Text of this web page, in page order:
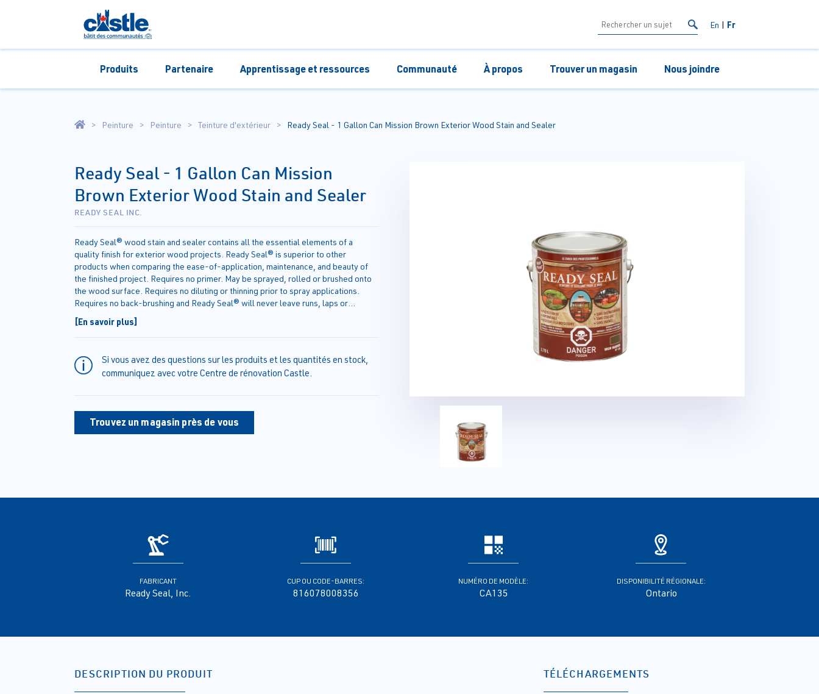
En Fr
Produits Partenaire Apprentissage et ressources Communauté À propos Trouver un magasin Nous joindre
Peinture Peinture Teinture d'extérieur Ready Seal - 1 Gallon Can Mission Brown Exterior Wood Stain and Sealer
Ready Seal - 1 Gallon Can Mission
Brown Exterior Wood Stain and Sealer
READY SEAL INC.
Ready Seal® wood stain and sealer contains all the essential elements of a
quality finish for exterior wood projects. Ready Seal® is superior to other
products when comparing the ease-of-application, maintenance, and beauty of
the finished project. Requires no primer. May be sprayed, rolled or brushed onto
the wood surface. Requires no diluting or thinning prior to spray applications.
Requires no back-brushing and Ready Seal® will never leave runs, laps or
streaks. Requires no wet-line application, the product will blend itself. Requires
no specific temperature range for proper application
[En savoir plus]
Si vous avez des questions sur les produits et les quantités en stock,
communiquez avec votre Centre de rénovation Castle.
Trouvez un magasin près de vous
FABRICANT
Ready Seal, Inc.
CUP OU CODE-BARRES:
816078008356
NUMÉRO DE MODÈLE:
CA135
DISPONIBILITÉ RÉGIONALE:
Ontario
DESCRIPTION DU PRODUIT TÉLÉCHARGEMENTS